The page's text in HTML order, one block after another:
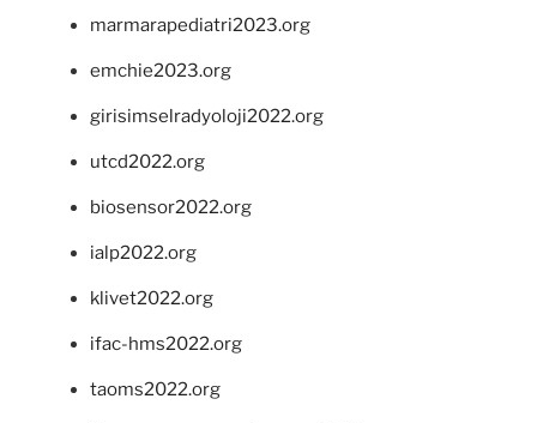
marmarapediatri2023.org
emchie2023.org
girisimselradyoloji2022.org
utcd2022.org
biosensor2022.org
ialp2022.org
klivet2022.org
ifac-hms2022.org
taoms2022.org